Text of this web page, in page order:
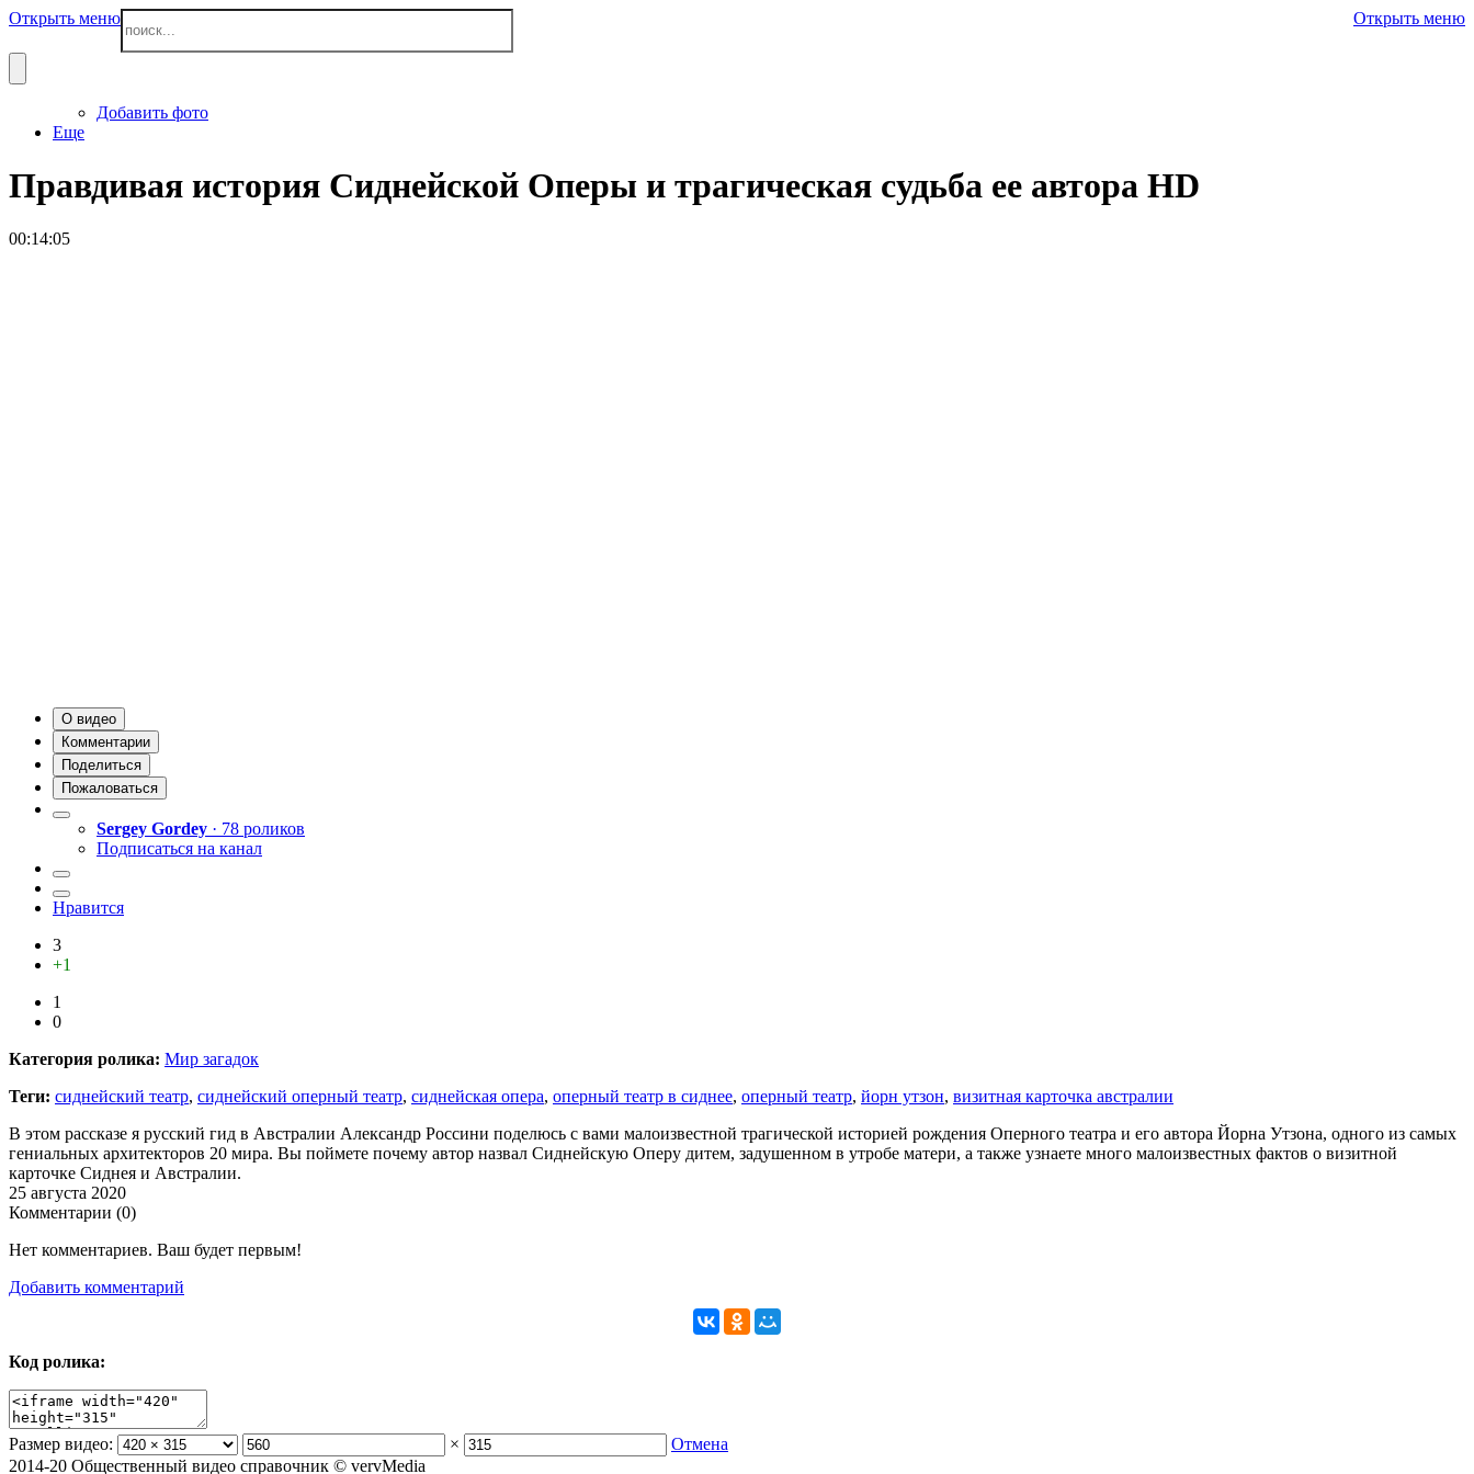
Открыть меню Открыть меню
Добавить фото
Еще
Правдивая история Сиднейской Оперы и трагическая судьба ее автора HD
00:14:05
О видео
Комментарии
Поделиться
Пожаловаться
Sergey Gordey · 78 роликов
Подписаться на канал
Нравится
3
+1
1
0
Категория ролика: Мир загадок
Теги: сиднейский театр, сиднейский оперный театр, сиднейская опера, оперный театр в сиднее, оперный театр, йорн утзон, визитная карточка австралии
В этом рассказе я русский гид в Австралии Александр Россини поделюсь с вами малоизвестной трагической историей рождения Оперного театра и его автора Йорна Утзона, одного из самых
гениальных архитекторов 20 мира. Вы поймете почему автор назвал Сиднейскую Оперу дитем, задушенном в утробе матери, а также узнаете много малоизвестных фактов о визитной
карточке Сиднея и Австралии.
25 августа 2020
Комментарии (0)
Нет комментариев. Ваш будет первым!
Добавить комментарий
Код ролика:
Размер видео: ×
Отмена
2014-20 Общественный видео справочник © vervMedia